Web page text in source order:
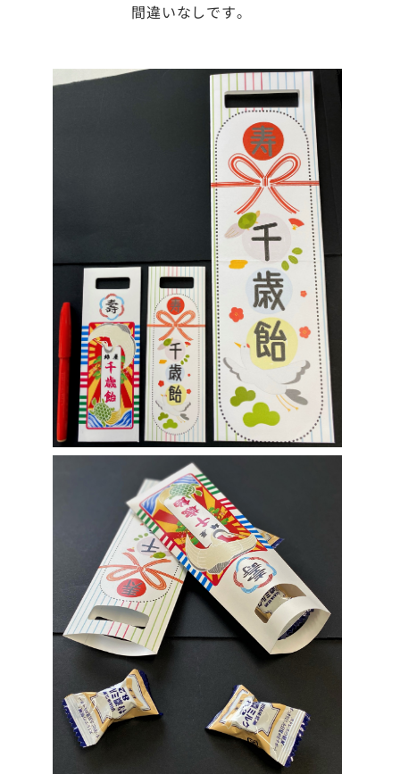
間違いなしです。